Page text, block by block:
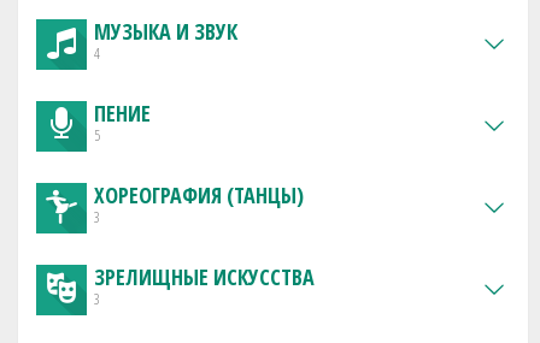
МУЗЫКА И ЗВУК
4
ПЕНИЕ
5
ХОРЕОГРАФИЯ (ТАНЦЫ)
3
ЗРЕЛИЩНЫЕ ИСКУССТВА
3